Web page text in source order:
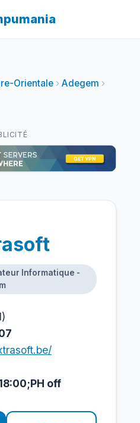
Orientale
Adegem
Informatique -
off